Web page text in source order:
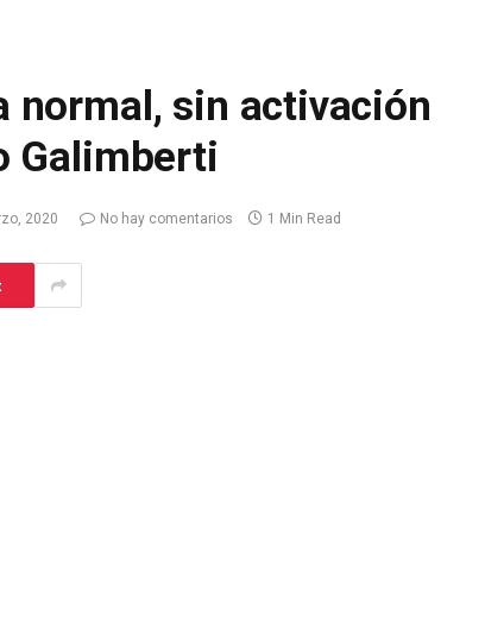
normal, sin activación
Galimberti
2020 No hay comentarios 1 Min Read